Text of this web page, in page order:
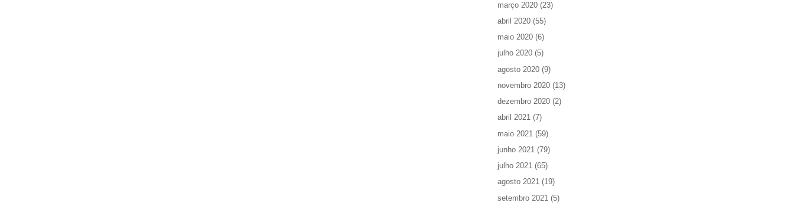
março 2020 (23)
abril 2020 (55)
maio 2020 (6)
julho 2020 (5)
agosto 2020 (9)
novembro 2020 (13)
dezembro 2020 (2)
abril 2021 (7)
maio 2021 (59)
junho 2021 (79)
julho 2021 (65)
agosto 2021 (19)
setembro 2021 (5)